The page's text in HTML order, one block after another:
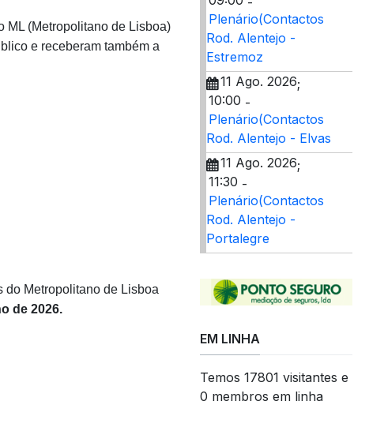
ML (Metropolitano de Lisboa)
e receberam também a
do Metropolitano de Lisboa
de 2026.
Plenário(Contactos
Rod. Alentejo -
Estremoz
11 Ago. 2026;
10:00 -
Plenário(Contactos
Rod. Alentejo - Elvas
11 Ago. 2026;
11:30 -
Plenário(Contactos
Rod. Alentejo -
Portalegre
EM LINHA
Temos 17801 visitantes e
0 membros em linha